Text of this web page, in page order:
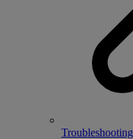
Troubleshooting